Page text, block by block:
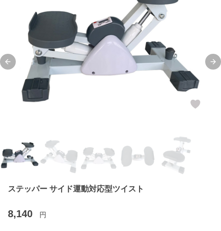
Previous slide
ステッパー サイド運動対応型ツイスト
8,140 円